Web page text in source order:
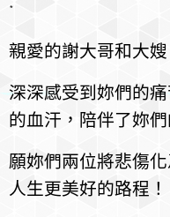
*
親愛的謝大哥和大嫂
深深感受到妳們的
的血汗，陪伴了妳們
願妳們兩位將悲傷
人生更美好的路程！